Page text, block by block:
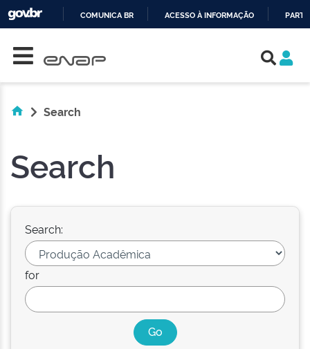
COMUNICA BR ACESSO À INFORMAÇÃO
Search
Search
Search:
for